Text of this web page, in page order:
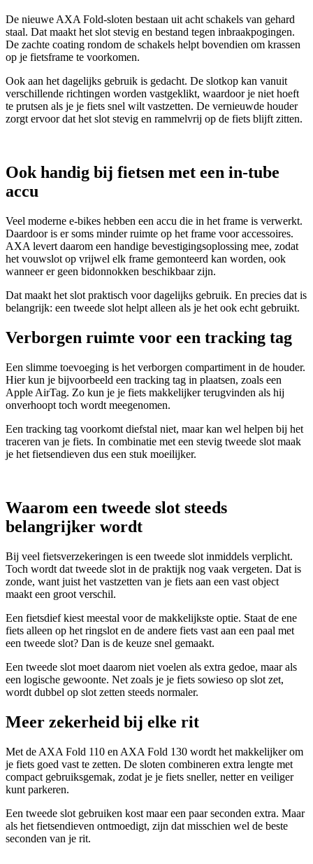
De nieuwe AXA Fold-sloten bestaan uit acht schakels van gehard
staal. Dat maakt het slot stevig en bestand tegen inbraakpogingen.
De zachte coating rondom de schakels helpt bovendien om krassen
op je fietsframe te voorkomen.
Ook aan het dagelijks gebruik is gedacht. De slotkop kan vanuit
verschillende richtingen worden vastgeklikt, waardoor je niet hoeft
te prutsen als je je fiets snel wilt vastzetten. De vernieuwde houder
zorgt ervoor dat het slot stevig en rammelvrij op de fiets blijft zitten.
Ook handig bij fietsen met een in-tube
accu
Veel moderne e-bikes hebben een accu die in het frame is verwerkt.
Daardoor is er soms minder ruimte op het frame voor accessoires.
AXA levert daarom een handige bevestigingsoplossing mee, zodat
het vouwslot op vrijwel elk frame gemonteerd kan worden, ook
wanneer er geen bidonnokken beschikbaar zijn.
Dat maakt het slot praktisch voor dagelijks gebruik. En precies dat is
belangrijk: een tweede slot helpt alleen als je het ook echt gebruikt.
Verborgen ruimte voor een tracking tag
Een slimme toevoeging is het verborgen compartiment in de houder.
Hier kun je bijvoorbeeld een tracking tag in plaatsen, zoals een
Apple AirTag. Zo kun je je fiets makkelijker terugvinden als hij
onverhoopt toch wordt meegenomen.
Een tracking tag voorkomt diefstal niet, maar kan wel helpen bij het
traceren van je fiets. In combinatie met een stevig tweede slot maak
je het fietsendieven dus een stuk moeilijker.
Waarom een tweede slot steeds
belangrijker wordt
Bij veel fietsverzekeringen is een tweede slot inmiddels verplicht.
Toch wordt dat tweede slot in de praktijk nog vaak vergeten. Dat is
zonde, want juist het vastzetten van je fiets aan een vast object
maakt een groot verschil.
Een fietsdief kiest meestal voor de makkelijkste optie. Staat de ene
fiets alleen op het ringslot en de andere fiets vast aan een paal met
een tweede slot? Dan is de keuze snel gemaakt.
Een tweede slot moet daarom niet voelen als extra gedoe, maar als
een logische gewoonte. Net zoals je je fiets sowieso op slot zet,
wordt dubbel op slot zetten steeds normaler.
Meer zekerheid bij elke rit
Met de AXA Fold 110 en AXA Fold 130 wordt het makkelijker om
je fiets goed vast te zetten. De sloten combineren extra lengte met
compact gebruiksgemak, zodat je je fiets sneller, netter en veiliger
kunt parkeren.
Een tweede slot gebruiken kost maar een paar seconden extra. Maar
als het fietsendieven ontmoedigt, zijn dat misschien wel de beste
seconden van je rit.